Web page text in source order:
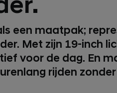
een maatpak;
Met zijn 19-inch
voor de dag. En
rijden